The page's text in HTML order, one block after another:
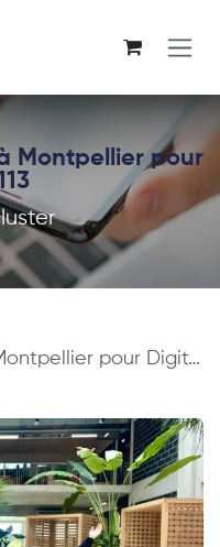
Montpellier pour
pour Digital 113